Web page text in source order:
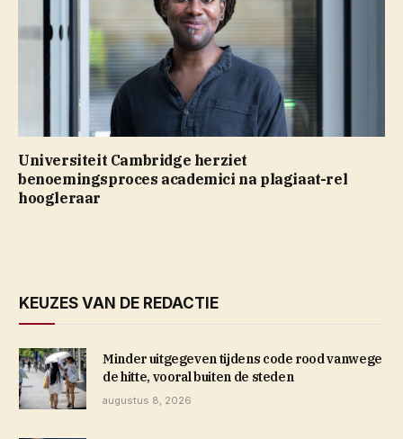
Universiteit Cambridge herziet
benoemingsproces academici na plagiaat-rel
hoogleraar
KEUZES VAN DE REDACTIE
Minder uitgegeven tijdens code rood vanwege
de hitte, vooral buiten de steden
augustus 8, 2026